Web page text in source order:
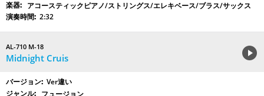
アコースティックピアノ/ストリングス/エレキベース/ブラス/サックス
2:32
AL-710 M-18
Midnight Cruis
Ver違い